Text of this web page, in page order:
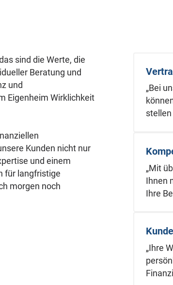
sind die Werte, die
Beratung und
und
Eigenheim Wirklichkeit
Kunden nicht nur
und einem
für langfristige
morgen noch
„Bei
stellen
„Mit
Ihnen
Ihre
„Ihre